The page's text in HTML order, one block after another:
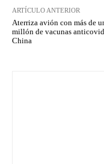
ARTÍCULO ANTERIOR
Aterriza avión con más de
millón de vacunas
China